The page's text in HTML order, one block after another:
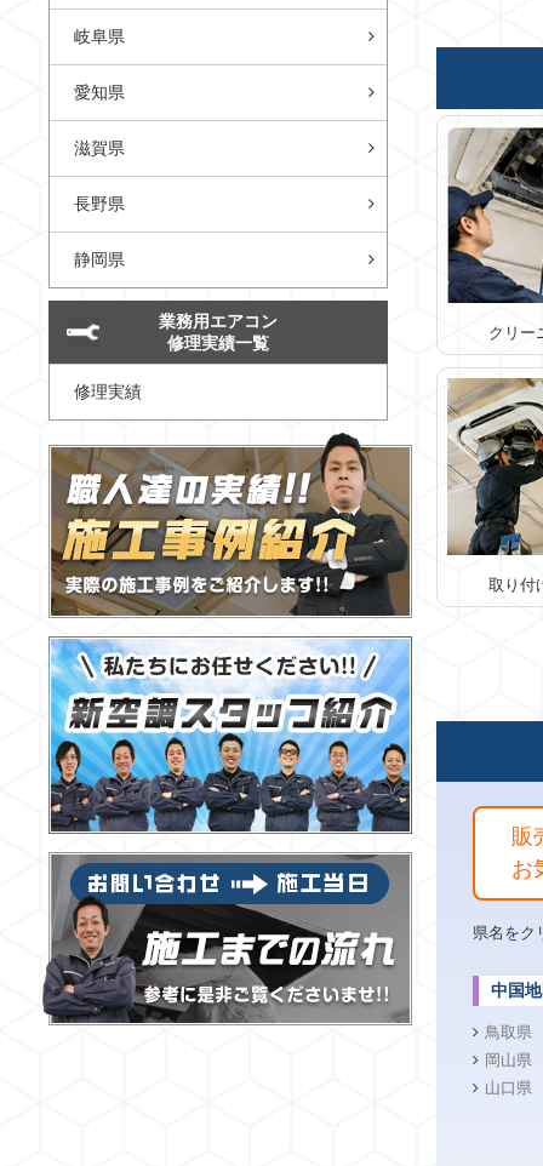
クリー
取り付
販
お
県名をク
中国
鳥取県
岡山県
山口県
岐阜県
愛知県
滋賀県
長野県
静岡県
業務用エアコン
修理実績一覧
修理実績